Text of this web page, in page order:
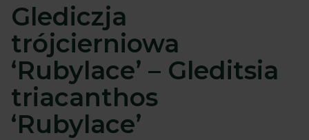
Glediczja
trójcierniowa
‘Rubylace’ – Gleditsia
triacanthos
‘Rubylace’